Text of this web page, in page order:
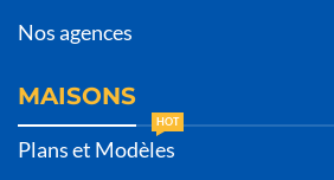
Nos agences
MAISONS
Plans et Modèles
HOT